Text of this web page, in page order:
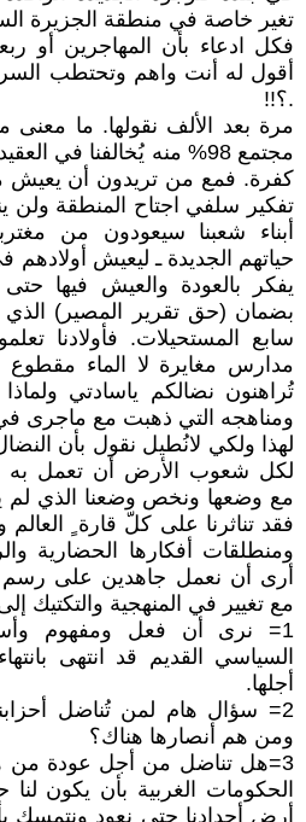
تغير خاصة في منطقة الجزيرة
فكل ادعاء بأن المهاجرين أو
أقول له أنت واهم وتحتطب
.؟!!
مرة بعد الألف نقولها. ما معنى
مجتمع 98% منه يُخالفنا في
كفرة. فمع من تريدون أن يعيش
تفكير سلفي اجتاح المنطقة ولن
أبناء شعبنا سيعودون من
حياتهم الجديدة ـ ليعيش
يفكر بالعودة والعيش فيها حتى
بضمان (حق تقرير المصير) الذي
سابع المستحيلات. فأولادنا
مدارس مغايرة لا الماء مقطوع
تُراهنون نضالكم ياسادتي
ومناهجه التي ذهبت مع ماجرى
لهذا ولكي لانُطيل نقول بأن
لكل شعوب الأرض أن تعمل به
مع وضعها ونخص وضعنا الذي لم
فقد تناثرنا على كلّ قارة ٍ العالم
ومنطلقات أفكارها الحضارية
أرى أن نعمل جاهدين على رسم
مع تغيير في المنهجية والتكتيك
1= نرى أن فعل ومفهوم
السياسي القديم قد انتهى
أجلها.
2= سؤال هام لمن تُناضل
ومن هم أنصارها هناك؟
3=هل تناضل من أجل عودة من
الحكومات الغربية بأن يكون
أرض أجدادنا حتى نعود ونتمسك